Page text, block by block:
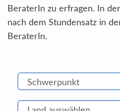
BeraterIn zu erfragen. In
nach dem Stundensatz in
BeraterIn.